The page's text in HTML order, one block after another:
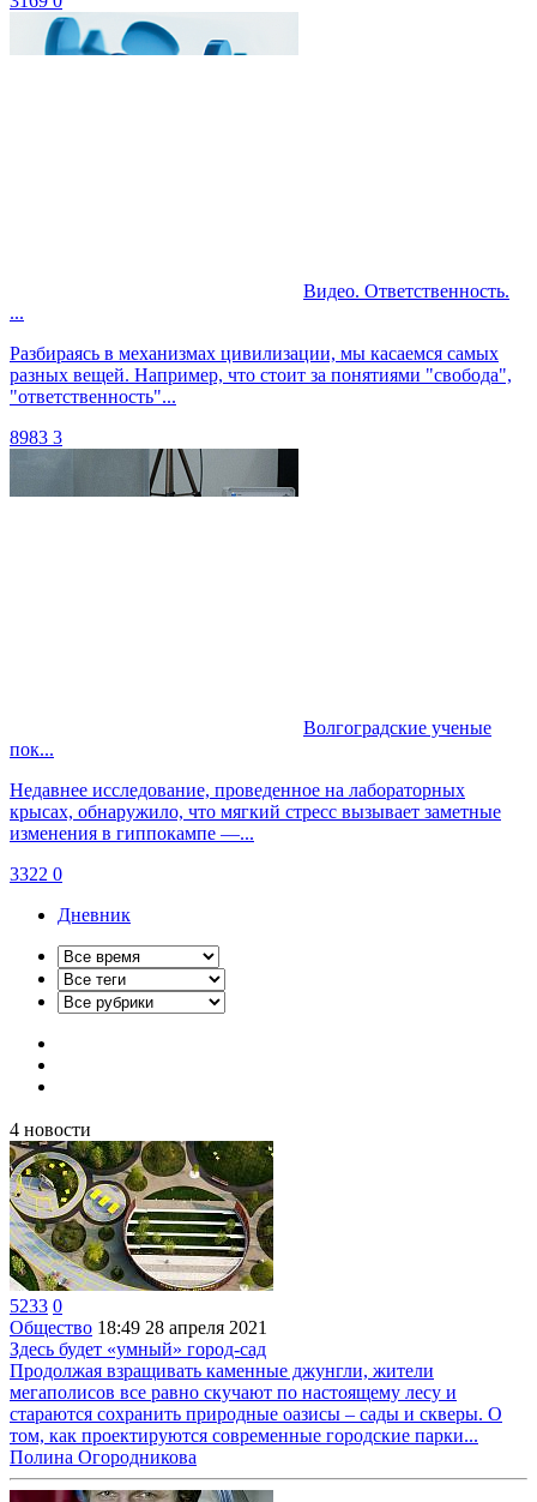
Видео. Ответственность.
...
Разбираясь в механизмах цивилизации, мы касаемся самых
разных вещей. Например, что стоит за понятиями "свобода",
"ответственность"...
8983 3
Волгоградские ученые
пок...
Недавнее исследование, проведенное на лабораторных
крысах, обнаружило, что мягкий стресс вызывает заметные
изменения в гиппокампе —...
3322 0
Дневник
4 новости
5233 0
Общество 18:49 28 апреля 2021
Здесь будет «умный» город-сад
Продолжая взращивать каменные джунгли, жители
мегаполисов все равно скучают по настоящему лесу и
стараются сохранить природные оазисы – сады и скверы. О
том, как проектируются современные городские парки...
Полина Огородникова